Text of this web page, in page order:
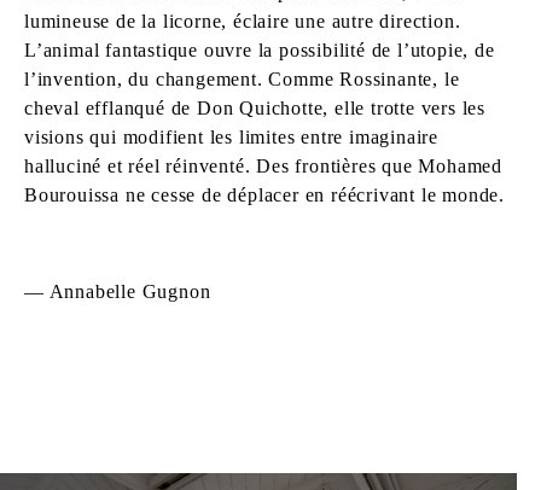
lumineuse de la licorne, éclaire une autre direction.
L’animal fantastique ouvre la possibilité de l’utopie, de
l’invention, du changement. Comme Rossinante, le
cheval efflanqué de Don Quichotte, elle trotte vers les
visions qui modifient les limites entre imaginaire
halluciné et réel réinventé. Des frontières que Mohamed
Bourouissa ne cesse de déplacer en réécrivant le monde.
— Annabelle Gugnon